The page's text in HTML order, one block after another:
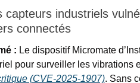
capteurs industriels
connectés
: Le dispositif Micromate
pour surveiller les vibrations
(CVE-2025-1907). Sans